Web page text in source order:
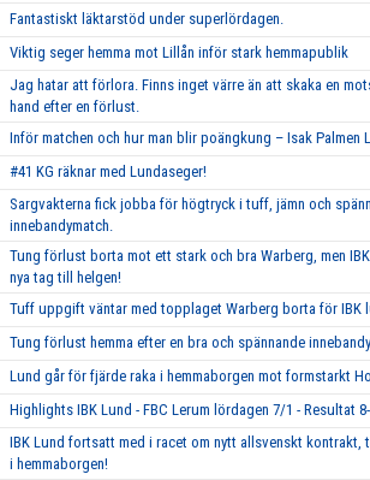
Fantastiskt läktarstöd under superlördagen.
Viktig seger hemma mot Lillån inför stark hemmapublik
Jag hatar att förlora. Finns inget värre än att skaka en
hand efter en förlust.
Inför matchen och hur man blir poängkung – Isak Palmen
#41 KG räknar med Lundaseger!
Sargvakterna fick jobba för högtryck i tuff, jämn och
innebandymatch.
Tung förlust borta mot ett stark och bra Warberg, men
nya tag till helgen!
Tuff uppgift väntar med topplaget Warberg borta för IBK
Tung förlust hemma efter en bra och spännande
Lund går för fjärde raka i hemmaborgen mot formstarkt
Highlights IBK Lund - FBC Lerum lördagen 7/1 - Resultat
IBK Lund fortsatt med i racet om nytt allsvenskt kontrakt,
i hemmaborgen!